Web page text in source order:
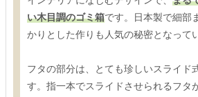
い木目調のゴミ箱です。日本製で細部
かりとした作りも人気の秘密となって
フタの部分は、とても珍しいスライド
す。指一本でスライドさせられるフタ